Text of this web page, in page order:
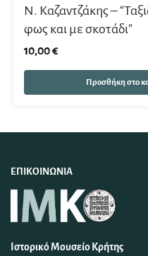
Ν. Καζαντζάκης –
φως και με σκοτάδι”
10,00€
Προσθήκη στο
ΕΠΙΚΟΙΝΩΝΊΑ
Ιστορικό Μουσείο Κρήτης